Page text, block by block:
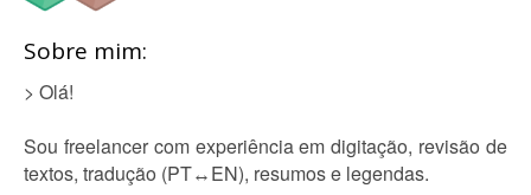
Sobre mim:
> Olá!
Sou freelancer com experiência em digitação, revisão de
textos, tradução (PT↔EN), resumos e legendas.